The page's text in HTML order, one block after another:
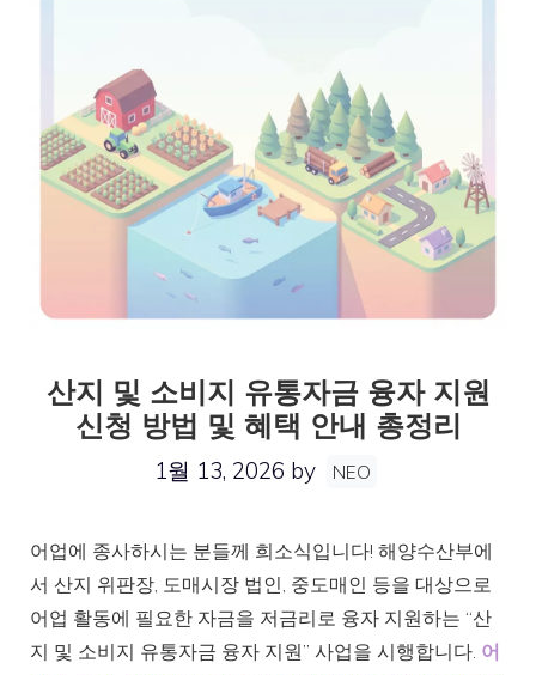
산지 및 소비지 유통자금 융자 지원
신청 방법 및 혜택 안내 총정리
1월 13, 2026 by NEO
어업에 종사하시는 분들께 희소식입니다! 해양수산부에
서 산지 위판장, 도매시장 법인, 중도매인 등을 대상으로
어업 활동에 필요한 자금을 저금리로 융자 지원하는 “산
지 및 소비지 유통자금 융자 지원” 사업을 시행합니다. 어